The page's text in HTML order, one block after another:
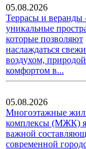
05.08.2026
Террасы и веранды
уникальные
которые позволяют
наслаждаться
воздухом,
комфортом в...
05.08.2026
Многоэтажные
комплексы (МЖК)
важной
современной